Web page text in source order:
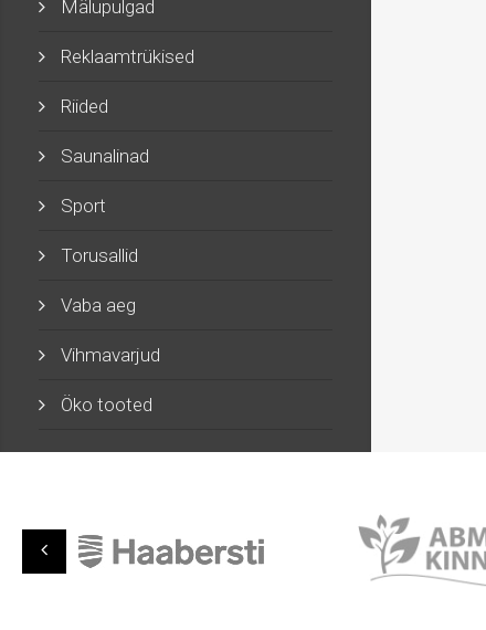
Mälupulgad
Reklaamtrükised
Riided
Saunalinad
Sport
Torusallid
Vaba aeg
Vihmavarjud
Öko tooted